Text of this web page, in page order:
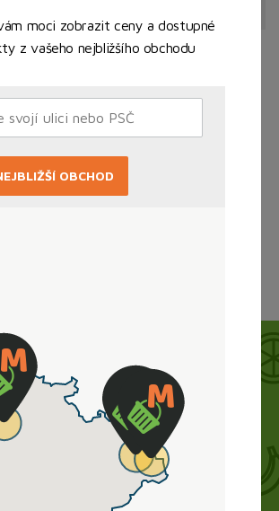
Ostatní cukrovinky
to funguje?
doma online, obchod zboží
jen vyzvednete. Bez dlouhého
moci zobrazit ceny a dostupné
z vašeho nejbližšího obchodu
OBCHOD